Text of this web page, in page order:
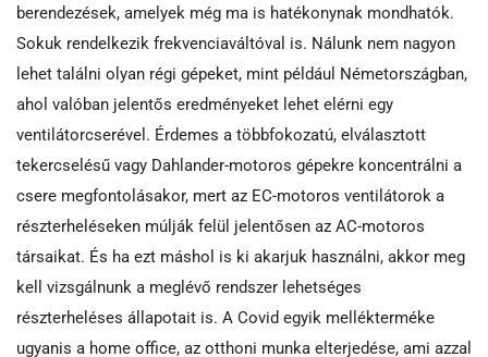
berendezések, amelyek még ma is hatékonynak mondhatók.
Sokuk rendelkezik frekvenciaváltóval is. Nálunk nem nagyon
lehet találni olyan régi gépeket, mint például Németországban,
ahol valóban jelentős eredményeket lehet elérni egy
ventilátorcserével. Érdemes a többfokozatú, elválasztott
tekercselésű vagy Dahlander-motoros gépekre koncentrálni a
csere megfontolásakor, mert az EC-motoros ventilátorok a
részterheléseken múlják felül jelentősen az AC-motoros
társaikat. És ha ezt máshol is ki akarjuk használni, akkor meg
kell vizsgálnunk a meglévő rendszer lehetséges
részterheléses állapotait is. A Covid egyik mellékterméke
ugyanis a home office, az otthoni munka elterjedése, ami azzal